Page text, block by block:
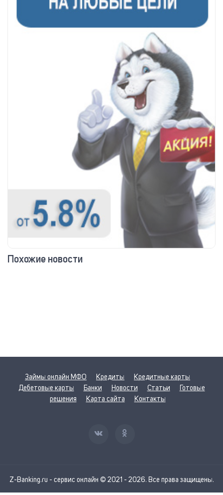
Похожие новости
Займы онлайн МФО Кредиты
Кредитные карты
Дебетовые карты
Банки Новости Статьи
Готовые
решения
Карта сайта Контакты
Z-Banking.ru - сервис онлайн © 2021 - 2026. Все права защищены.